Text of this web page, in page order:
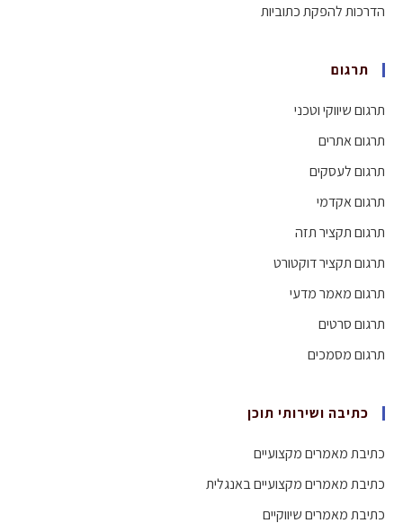
הדרכות להפקת כתוביות
תרגום
תרגום שיווקי וטכני
תרגום אתרים
תרגום לעסקים
תרגום אקדמי
תרגום תקציר תזה
תרגום תקציר דוקטורט
תרגום מאמר מדעי
תרגום סרטים
תרגום מסמכים
כתיבה ושירותי תוכן
כתיבת מאמרים מקצועיים
כתיבת מאמרים מקצועיים באנגלית
כתיבת מאמרים שיווקיים